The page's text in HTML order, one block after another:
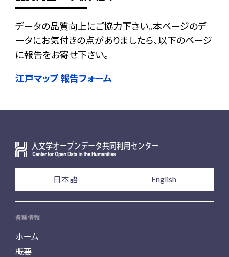
データの品質向上にご協力下さい。本ページのデ
ータにお気付きの点がありましたら、以下のページ
に報告をお寄せ下さい。
江戸マップ 報告フォーム
日本語 English
各種情報
ホーム
概要